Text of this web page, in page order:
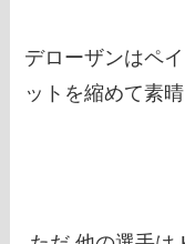
デローザンはペ
ットを縮めて素